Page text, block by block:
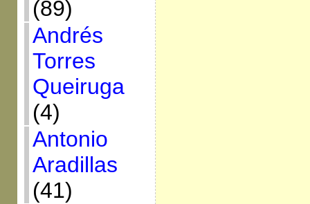
(89)
Andrés
Torres
Queiruga
(4)
Antonio
Aradillas
(41)